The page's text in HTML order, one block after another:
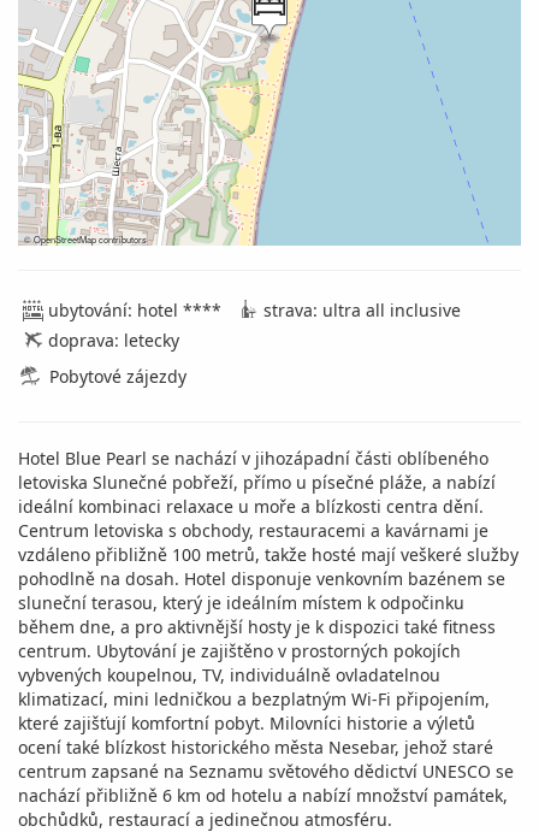
©OpenStreetMapcontributors
ubytování: hotel ****
strava: ultra all inclusive
doprava: letecky
Pobytové zájezdy
Hotel Blue Pearl se nachází v jihozápadní části oblíbeného
letoviska Slunečné pobřeží, přímo u písečné pláže, a nabízí
ideální kombinaci relaxace u moře a blízkosti centra dění.
Centrum letoviska s obchody, restauracemi a kavárnami je
vzdáleno přibližně 100 metrů, takže hosté mají veškeré služby
pohodlně na dosah. Hotel disponuje venkovním bazénem se
sluneční terasou, který je ideálním místem k odpočinku
během dne, a pro aktivnější hosty je k dispozici také fitness
centrum. Ubytování je zajištěno v prostorných pokojích
vybvených koupelnou, TV, individuálně ovladatelnou
klimatizací, mini ledničkou a bezplatným Wi-Fi připojením,
které zajišťují komfortní pobyt. Milovníci historie a výletů
ocení také blízkost historického města Nesebar, jehož staré
centrum zapsané na Seznamu světového dědictví UNESCO se
nachází přibližně 6 km od hotelu a nabízí množství památek,
obchůdků, restaurací a jedinečnou atmosféru.